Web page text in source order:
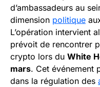
d’ambassadeurs au
dimension politique
L’opération intervient
prévoit de rencontrer
crypto lors du White
mars. Cet événement
dans la régulation des